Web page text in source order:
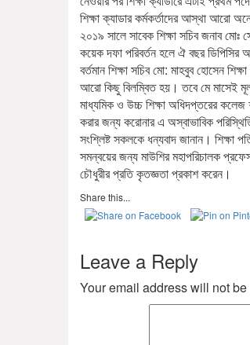
শিক্ষা ক্যাডার কর্মকর্তাদের আস্থা আরো
২০১৯ সালে সাবেক শিক্ষা সচিব জনাব
কয়েক দফা পরিবর্তন হলে ঐ বছর ডিপিসির
বর্তমান শিক্ষা সচিব মো: মাহবুব হোসেন
আরো কিছু বিলম্বিত হয়। তবে মে মাসেই
মাধ্যমিক ও উচ্চ শিক্ষা অধিদপ্তরের কলেজ
করার জন্য করোনার এ অস্বাভাবিক
সংশ্লিষ্ট সকলকে ধন্যবাদ জানান। শিক্ষা
সমন্বয়ের জন্য মাউশির মহাপরিচালক
চৌধুরীর প্রতি কৃতজ্ঞতা প্রকাশ করেন।
Share this...
Leave a Reply
Your email address will not